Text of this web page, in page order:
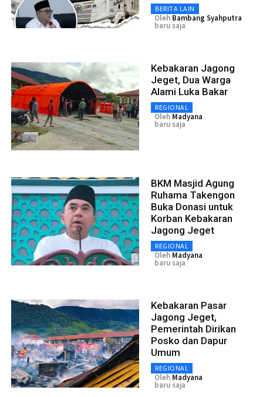
BERITA LAIN
Oleh Bambang Syahputra
baru saja
Kebakaran Jagong
Jeget, Dua Warga
Alami Luka Bakar
REGIONAL
Oleh Madyana
baru saja
BKM Masjid Agung
Ruhama Takengon
Buka Donasi untuk
Korban Kebakaran
Jagong Jeget
REGIONAL
Oleh Madyana
baru saja
Kebakaran Pasar
Jagong Jeget,
Pemerintah Dirikan
Posko dan Dapur
Umum
REGIONAL
Oleh Madyana
baru saja